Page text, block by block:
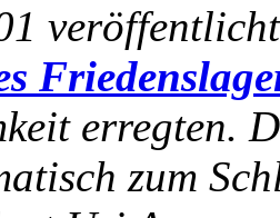
erregten.
zum